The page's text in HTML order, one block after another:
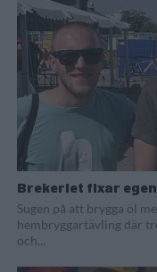
Brekeriet fixar
Sugen på att brygga öl
hembryggartävling där
och...